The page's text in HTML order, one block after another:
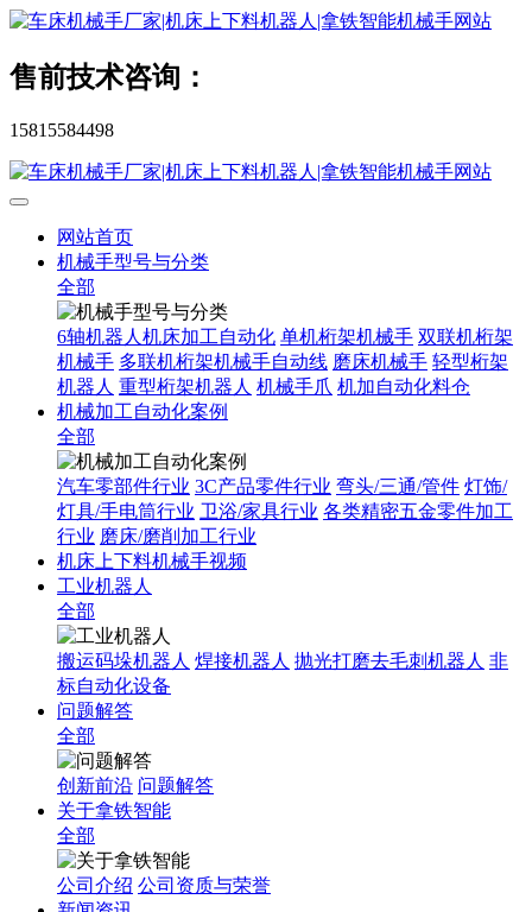
售前技术咨询：
15815584498
网站首页
机械手型号与分类
全部
6轴机器人机床加工自动化 单机桁架机械手 双联机桁架
机械手 多联机桁架机械手自动线 磨床机械手 轻型桁架
机器人 重型桁架机器人 机械手爪 机加自动化料仓
机械加工自动化案例
全部
汽车零部件行业 3C产品零件行业 弯头/三通/管件 灯饰/
灯具/手电筒行业 卫浴/家具行业 各类精密五金零件加工
行业 磨床/磨削加工行业
机床上下料机械手视频
工业机器人
全部
搬运码垛机器人 焊接机器人 抛光打磨去毛刺机器人 非
标自动化设备
问题解答
全部
创新前沿 问题解答
关于拿铁智能
全部
公司介绍 公司资质与荣誉